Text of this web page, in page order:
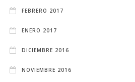
FEBRERO 2017
ENERO 2017
DICIEMBRE 2016
NOVIEMBRE 2016